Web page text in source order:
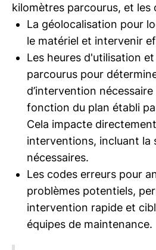
kilomètres parcourus, et les
La géolocalisation pour
le matériel et intervenir
Les heures d'utilisation
parcourus pour
d’intervention
fonction du plan établi
Cela impacte
interventions, incluant la
nécessaires.
Les codes erreurs pour
problèmes potentiels,
intervention rapide et
équipes de maintenance.